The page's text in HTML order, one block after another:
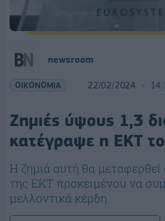
newsroom
ΟΙΚΟΝΟΜΙΑ 22/02/2024
Ζημιές ύψους 1,3
κατέγραψε η ΕΚΤ
Η ζημιά αυτή θα μεταφερθεί
της ΕΚΤ προκειμένου να
μελλοντικά κέρδη.